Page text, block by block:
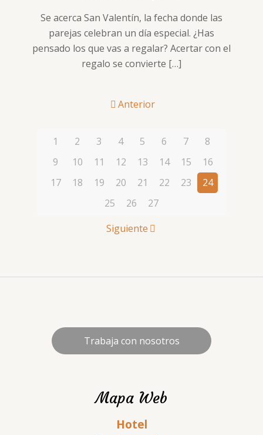
Se acerca San Valentín, la fecha donde las
parejas celebran un día especial. ¿Has
pensado los que vas a regalar? Acertar con el
regalo se convierte […]
Anterior
1 2 3 4 5 6 7
8
9
10 11 12 13 14 15
16
17
18 19 20 21 22 23
24
25
26
27
Siguiente
Trabaja con nosotros
Mapa Web
Hotel